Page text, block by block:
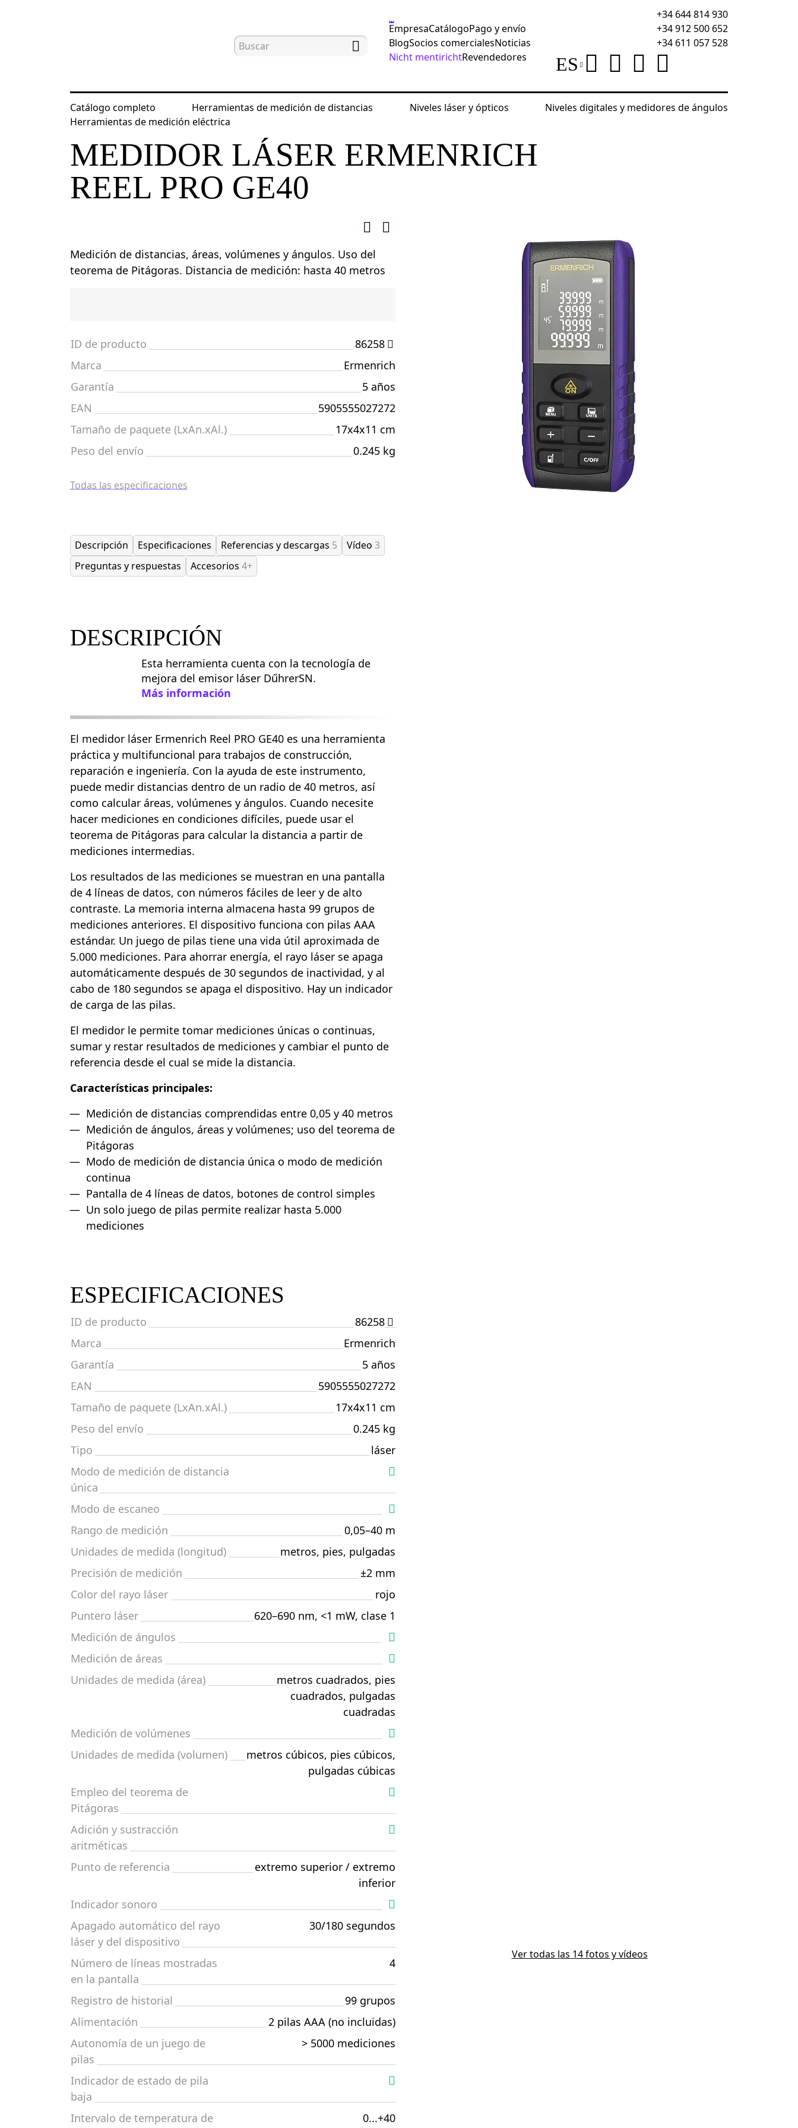
EmpresaCatálogoPago y envío
BlogSocios comercialesNoticias
Nicht mentirichtRevendedores
+34 644 814 930
+34 912 500 652
+34 611 057 528
ES
Catálogo completo Herramientas de medición de distancias Niveles láser y ópticos
Niveles digitales y medidores de ángulos
Herramientas de medición eléctrica
Inicio Catálogo Herramientas de medición de distancias Medidores láser Medidor láser Ermenrich Reel PRO GE40
MEDIDOR LÁSER ERMENRICH
REEL PRO GE40
Ver todas las 14 fotos y vídeos
Medición de distancias, áreas, volúmenes y ángulos. Uso del
teorema de Pitágoras. Distancia de medición: hasta 40 metros
ID de producto
86258
Marca
Ermenrich
Garantía
5 años
EAN
5905555027272
Tamaño de paquete (LxAn.xAl.)
17x4x11 cm
Peso del envío
0.245 kg
Todas las especificaciones
Descripción Especificaciones Referencias y descargas 5 Vídeo 3
Preguntas y respuestas
Accesorios 4+
DESCRIPCIÓN
Esta herramienta cuenta con la tecnología de
mejora del emisor láser DűhrerSN.
Más información
El medidor láser Ermenrich Reel PRO GE40 es una herramienta
práctica y multifuncional para trabajos de construcción,
reparación e ingeniería. Con la ayuda de este instrumento,
puede medir distancias dentro de un radio de 40 metros, así
como calcular áreas, volúmenes y ángulos. Cuando necesite
hacer mediciones en condiciones difíciles, puede usar el
teorema de Pitágoras para calcular la distancia a partir de
mediciones intermedias.
Los resultados de las mediciones se muestran en una pantalla
de 4 líneas de datos, con números fáciles de leer y de alto
contraste. La memoria interna almacena hasta 99 grupos de
mediciones anteriores. El dispositivo funciona con pilas AAA
estándar. Un juego de pilas tiene una vida útil aproximada de
5.000 mediciones. Para ahorrar energía, el rayo láser se apaga
automáticamente después de 30 segundos de inactividad, y al
cabo de 180 segundos se apaga el dispositivo. Hay un indicador
de carga de las pilas.
El medidor le permite tomar mediciones únicas o continuas,
sumar y restar resultados de mediciones y cambiar el punto de
referencia desde el cual se mide la distancia.
Características principales:
Medición de distancias comprendidas entre 0,05 y 40 metros
Medición de ángulos, áreas y volúmenes; uso del teorema de
Pitágoras
Modo de medición de distancia única o modo de medición
continua
Pantalla de 4 líneas de datos, botones de control simples
Un solo juego de pilas permite realizar hasta 5.000
mediciones
ESPECIFICACIONES
ID de producto
86258
Marca
Ermenrich
Garantía
5 años
EAN
5905555027272
Tamaño de paquete (LxAn.xAl.)
17x4x11 cm
Peso del envío
0.245 kg
Tipo
láser
Modo de medición de distancia
única
Modo de escaneo
Rango de medición
0,05–40 m
Unidades de medida (longitud)
metros, pies, pulgadas
Precisión de medición
±2 mm
Color del rayo láser
rojo
Puntero láser
620–690 nm, <1 mW, clase 1
Medición de ángulos
Medición de áreas
Unidades de medida (área)
metros cuadrados, pies
cuadrados, pulgadas
cuadradas
Medición de volúmenes
Unidades de medida (volumen)
metros cúbicos, pies cúbicos,
pulgadas cúbicas
Empleo del teorema de
Pitágoras
Adición y sustracción
aritméticas
Punto de referencia
extremo superior / extremo
inferior
Indicador sonoro
Apagado automático del rayo
láser y del dispositivo
30/180 segundos
Número de líneas mostradas
en la pantalla
4
Registro de historial
99 grupos
Alimentación
2 pilas AAA (no incluidas)
Autonomía de un juego de
pilas
> 5000 mediciones
Indicador de estado de pila
baja
Intervalo de temperatura de
0...+40